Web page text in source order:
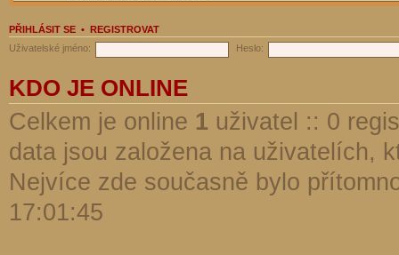
PŘIHLÁSIT SE • REGISTROVAT
Uživatelské jméno:
Heslo:
KDO JE ONLINE
Celkem je online 1 uživatel :: 0
data jsou založena na uživatelích,
Nejvíce zde současně bylo
17:01:45